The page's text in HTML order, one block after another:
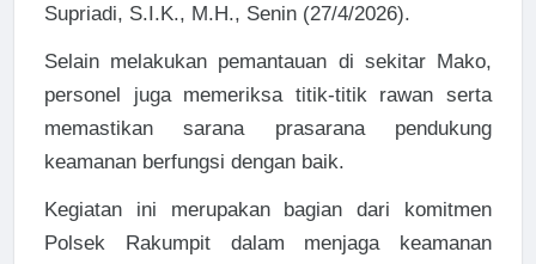
Supriadi, S.I.K., M.H., Senin (27/4/2026).
Selain melakukan pemantauan di sekitar Mako,
personel juga memeriksa titik-titik rawan serta
memastikan sarana prasarana pendukung
keamanan berfungsi dengan baik.
Kegiatan ini merupakan bagian dari komitmen
Polsek Rakumpit dalam menjaga keamanan